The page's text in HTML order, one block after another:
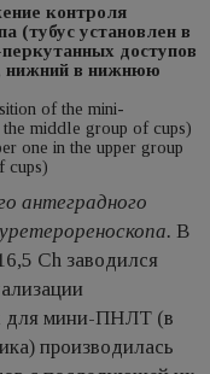
контроля
(тубус установлен в
доступов
нижний в нижнюю
of the mini-
middle group of cups)
one in the upper group
cups)
антеградного
В
Ch заводился
для мини-ПНЛТ (в
производилась